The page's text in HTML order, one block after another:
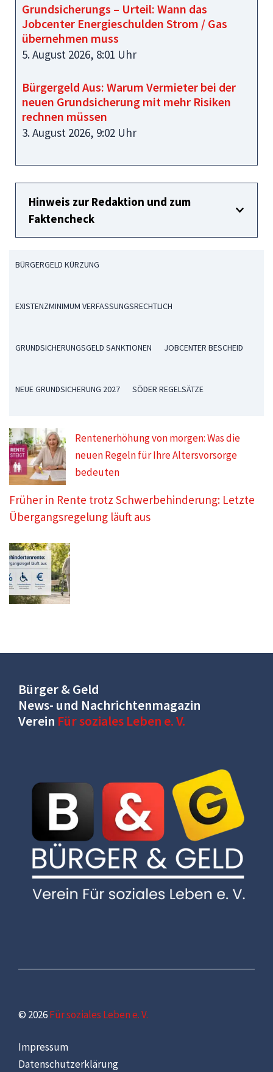
Grundsicherungs – Urteil: Wann das
Jobcenter Energieschulden Strom / Gas
übernehmen muss
5. August 2026, 8:01 Uhr
Bürgergeld Aus: Warum Vermieter bei der
neuen Grundsicherung mit mehr Risiken
rechnen müssen
3. August 2026, 9:02 Uhr
Hinweis zur Redaktion und zum
Faktencheck
BÜRGERGELD KÜRZUNG
EXISTENZMINIMUM VERFASSUNGSRECHTLICH
GRUNDSICHERUNGSGELD SANKTIONEN JOBCENTER BESCHEID
NEUE GRUNDSICHERUNG 2027 SÖDER REGELSÄTZE
Rentenerhöhung von morgen: Was die
neuen Regeln für Ihre Altersvorsorge
bedeuten
Früher in Rente trotz Schwerbehinderung: Letzte
Übergangsregelung läuft aus
Bürger & Geld
News- und Nachrichtenmagazin
Verein Für soziales Leben e. V.
© 2026Für soziales Leben e. V.
Impressum
Datenschutzerklärung